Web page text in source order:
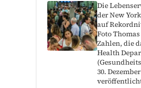
Die
der New
auf
Foto
Zahlen, die
Health
30.